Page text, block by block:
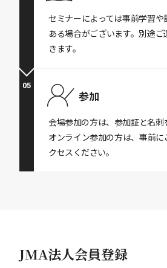
セミナーによっては事前学習
ある場合がございます。別途
きます。
05
参加
会場参加の方は、参加証と名刺
オンライン参加の方は、事前
クセスください。
JMA法人会員登録